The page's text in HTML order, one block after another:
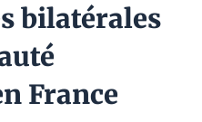
bilatérales
France